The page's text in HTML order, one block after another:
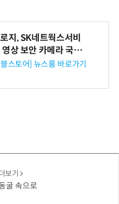
지, SK네트웍스서비
상 보안 카메라 국내
판매 파트너십 체결
스토어] 뉴스룸 바로가기
보기
굴 속으로